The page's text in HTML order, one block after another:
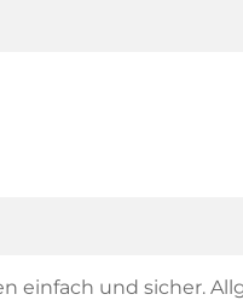
einfach und sicher.